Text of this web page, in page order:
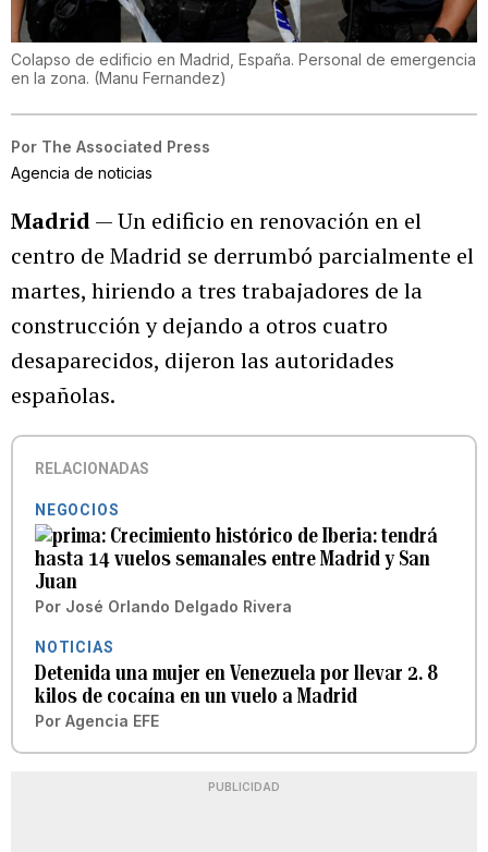
Colapso de edificio en Madrid, España. Personal de emergencia
en la zona. (Manu Fernandez)
Por The Associated Press
Agencia de noticias
Madrid— Un edificio en renovación en el
centro de Madrid se derrumbó parcialmente el
martes, hiriendo a tres trabajadores de la
construcción y dejando a otros cuatro
desaparecidos, dijeron las autoridades
españolas.
RELACIONADAS
NEGOCIOS
Crecimiento histórico de Iberia: tendrá
hasta 14 vuelos semanales entre Madrid y San
Juan
Por José Orlando Delgado Rivera
NOTICIAS
Detenida una mujer en Venezuela por llevar 2. 8
kilos de cocaína en un vuelo a Madrid
Por Agencia EFE
PUBLICIDAD